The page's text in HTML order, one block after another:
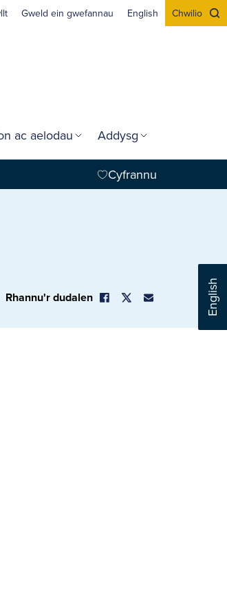
English
Gweld ein gwefannau English Chwilio
ac aelodau Addysg
Cyfrannu
Rhannu'r dudalen